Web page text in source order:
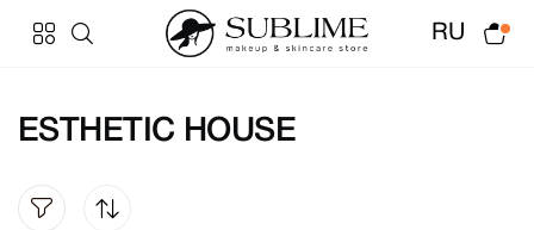
RU
ESTHETIC HOUSE